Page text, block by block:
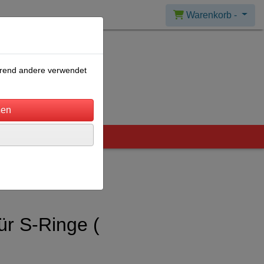
Warenkorb -
S-Ringe (
andere verwendet